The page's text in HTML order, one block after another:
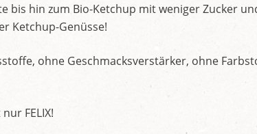
bis hin zum Bio-Ketchup mit weniger Zucker
Ketchup-Genüsse!
ohne Geschmacksverstärker, ohne
FELIX!